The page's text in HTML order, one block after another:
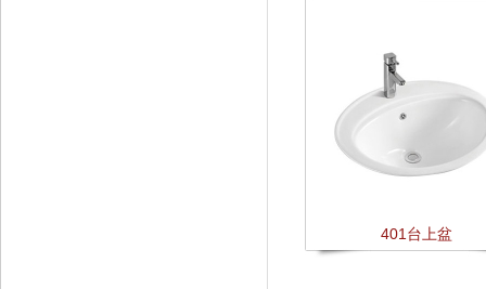
401台上盆